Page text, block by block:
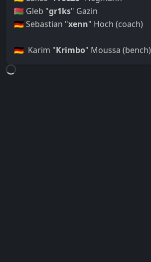
🇧🇾 Gleb "gr1ks" Gazin
🇩🇪 Sebastian "xenn" Hoch (coach)
🇩🇪 Karim "Krimbo" Moussa (bench)